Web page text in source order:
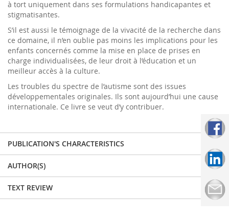
à tort uniquement dans ses formulations handicapantes et
stigmatisantes.
S’il est aussi le témoignage de la vivacité de la recherche dans
ce domaine, il n’en oublie pas moins les implications pour les
enfants concernés comme la mise en place de prises en
charge individualisées, de leur droit à l’éducation et un
meilleur accès à la culture.
Les troubles du spectre de l’autisme sont des issues
développementales originales. Ils sont aujourd’hui une cause
internationale. Ce livre se veut d’y contribuer.
PUBLICATION'S CHARACTERISTICS
AUTHOR(S)
TEXT REVIEW